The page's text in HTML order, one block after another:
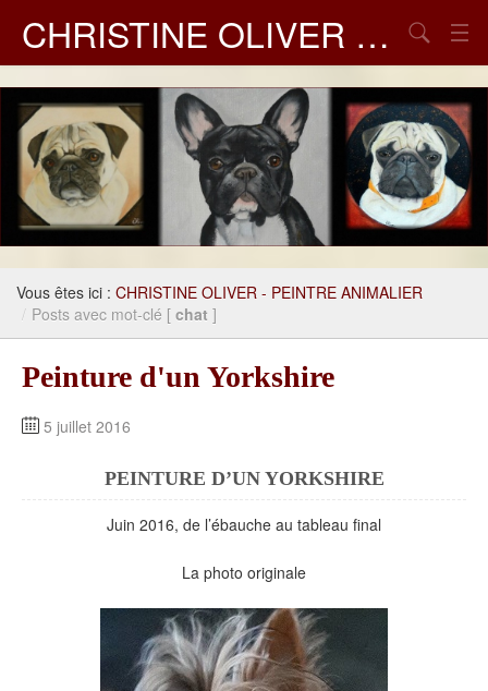
CHRISTINE OLIVER – PEINTRE ANIMALIER
GALERIES DE PEINTURES
LIVRE D'OR
MES LIENS
Chercher
Vous êtes ici : CHRISTINE OLIVER - PEINTRE ANIMALIER
/ Posts avec mot-clé [ chat ]
Peinture d'un Yorkshire
5 juillet 2016
PEINTURE D’UN YORKSHIRE
Juin 2016, de l’ébauche au tableau final
La photo originale